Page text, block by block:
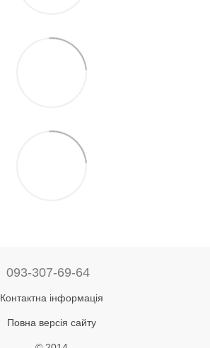
093-307-69-64
Контактна інформація
Повна версія сайту